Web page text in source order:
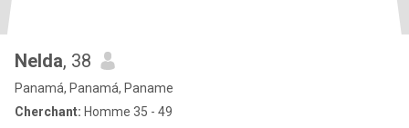
Nelda, 38
Panamá, Panamá, Paname
Cherchant: Homme 35 - 49